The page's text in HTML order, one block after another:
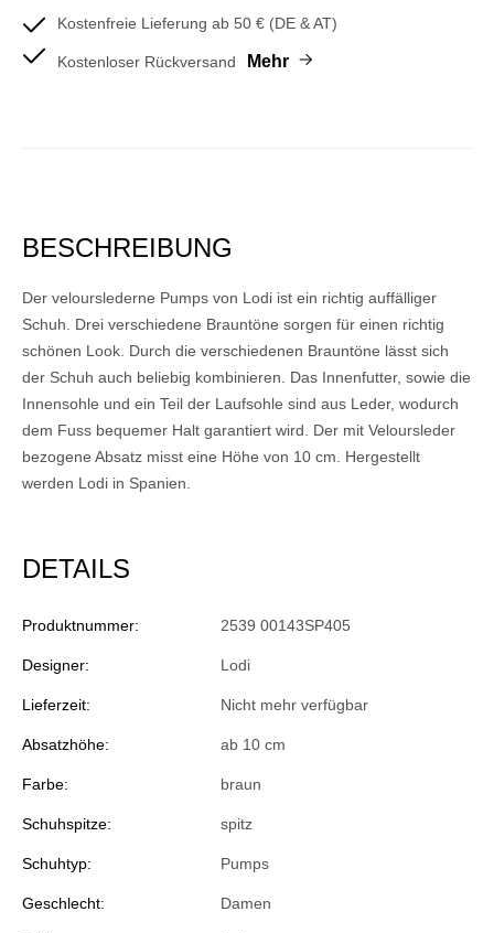
Kostenfreie Lieferung ab 50 € (DE & AT)
Kostenloser Rückversand Mehr
BESCHREIBUNG
Der velourslederne Pumps von Lodi ist ein richtig auffälliger
Schuh. Drei verschiedene Brauntöne sorgen für einen richtig
schönen Look. Durch die verschiedenen Brauntöne lässt sich
der Schuh auch beliebig kombinieren. Das Innenfutter, sowie die
Innensohle und ein Teil der Laufsohle sind aus Leder, wodurch
dem Fuss bequemer Halt garantiert wird. Der mit Veloursleder
bezogene Absatz misst eine Höhe von 10 cm. Hergestellt
werden Lodi in Spanien.
DETAILS
Produktnummer: 2539 00143SP405
Designer: Lodi
Lieferzeit: Nicht mehr verfügbar
Absatzhöhe: ab 10 cm
Farbe: braun
Schuhspitze: spitz
Schuhtyp: Pumps
Geschlecht: Damen